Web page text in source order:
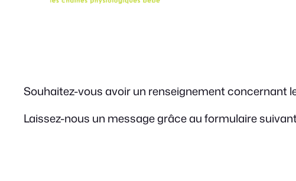
Souhaitez-vous avoir un renseignement concernant
Laissez-nous un message grâce au formulaire